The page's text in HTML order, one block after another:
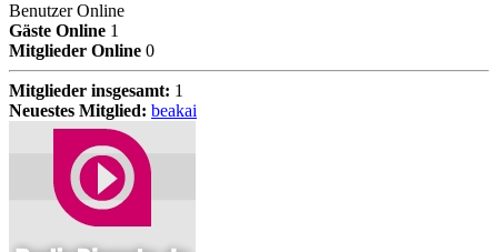
Benutzer Online
Gäste Online 1
Mitglieder Online 0
Mitglieder insgesamt: 1
Neuestes Mitglied: beakai